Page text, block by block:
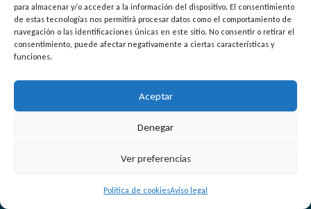
para almacenar y/o acceder a la información del dispositivo. El consentimiento
de estas tecnologías nos permitirá procesar datos como el comportamiento de
navegación o las identificaciones únicas en este sitio. No consentir o retirar el
consentimiento, puede afectar negativamente a ciertas características y
funciones.
Aceptar
Denegar
Ver preferencias
Política de cookiesAviso legal
Interruptor de Nivel
Conductivo NIVOCONT K
L
i
n
u